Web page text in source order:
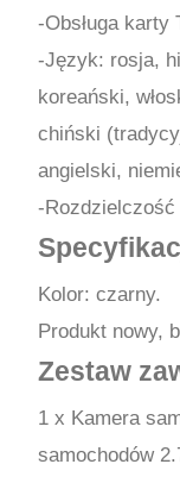
-Obsługa karty
-Język: rosja,
koreański,
chiński
angielski,
-Rozdzielczość
Kolor: czarny.
Produkt nowy,
Zestaw
1 x Kamera
samochodów